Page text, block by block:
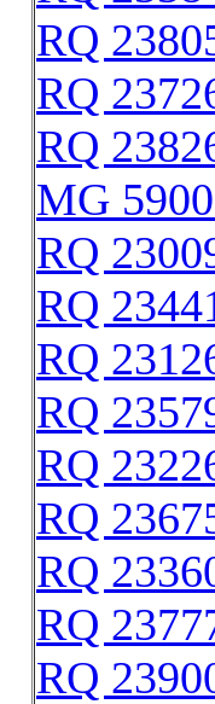
RQ
RQ
RQ
MG
RQ
RQ
RQ
RQ
RQ
RQ
RQ
RQ
RQ